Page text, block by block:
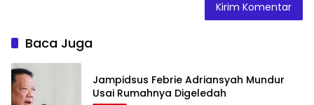
Baca Juga
Jampidsus Febrie Adriansyah Mundur
Usai Rumahnya Digeledah